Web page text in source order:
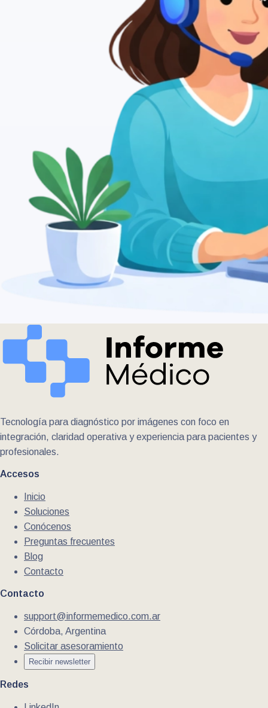
Tecnología para diagnóstico por imágenes con foco en
integración, claridad operativa y experiencia para pacientes y
profesionales.
Accesos
Inicio
Soluciones
Conócenos
Preguntas frecuentes
Blog
Contacto
Contacto
support@informemedico.com.ar
Córdoba, Argentina
Solicitar asesoramiento
Recibir newsletter
Redes